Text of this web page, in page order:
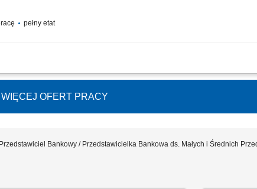
pełny etat
Diagnozowanie potrzeb klientów i dopasowywanie odpowiednich
OFERT PRACY
Przedstawiciel Bankowy / Przedstawicielka Bankowa ds. Małych i Średnich